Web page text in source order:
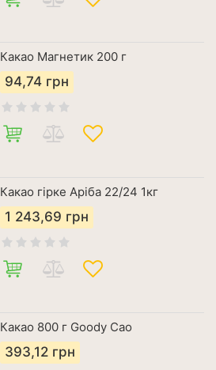
Какао Магнетик 200 г
94,74 грн
Какао гірке Аріба 22/24 1кг
1 243,69 грн
Какао 800 г Goody Cao
393,12 грн